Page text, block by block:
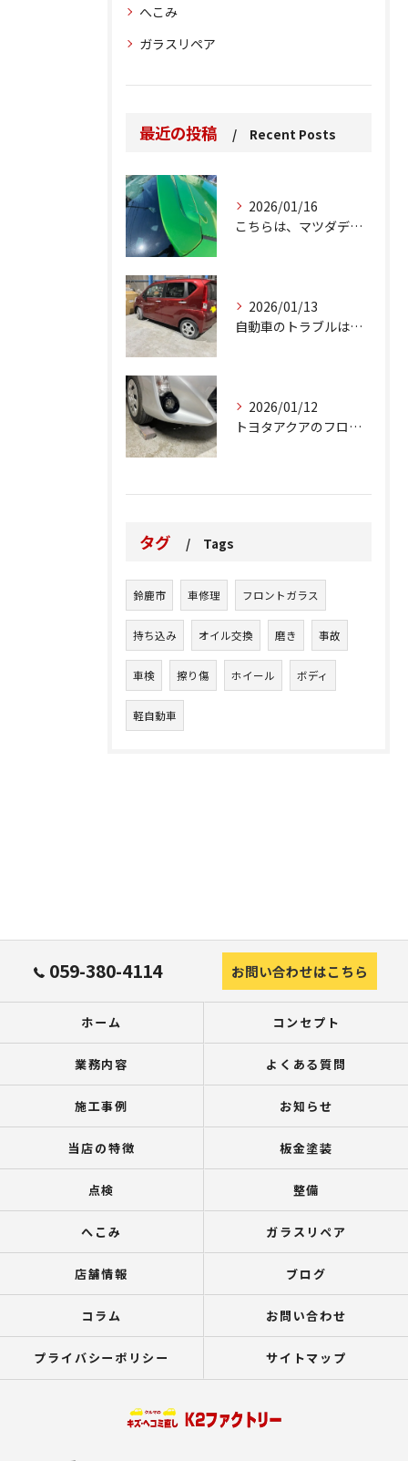
へこみ
ガラスリペア
最近の投稿 Recent Posts
2026/01/16
こちらは、マツダデミオのゲートのルーフスポイラーで、経年劣化...
2026/01/13
自動車のトラブルは、日常生活において避けられない出来事の一つ...
2026/01/12
トヨタアクアのフロントバンパーの右下側を縁石にぶつけてできた...
タグ Tags
鈴鹿市 車修理 フロントガラス
持ち込み オイル交換 磨き 事故
車検 擦り傷 ホイール ボディ
軽自動車
059-380-4114 お問い合わせはこちら
ホーム コンセプト
業務内容 よくある質問
施工事例 お知らせ
当店の特徴 板金塗装
点検 整備
へこみ ガラスリペア
店舗情報 ブログ
コラム お問い合わせ
プライバシーポリシー サイトマップ